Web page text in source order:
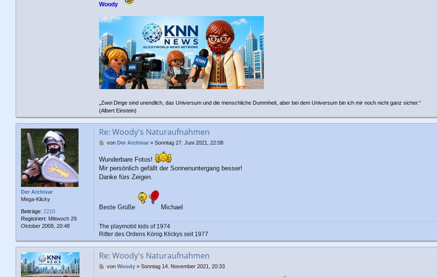
Woody
„Zwei Dinge sind unendlich, das Universum und die menschliche Dummheit, aber bei dem Universum bin ich mir noch nicht ganz sicher.“
(Albert Einstein)
Der Archivar
Mega-Klicky
Beiträge: 2210
Registriert: Mittwoch 29.
Oktober 2008, 20:48
Re: Woody's Naturaufnahmen
B
i
r
a
von Der Archivar» Sonntag 27. Juni 2021, 22:08
Wunderbare Fotos!
Mir persönlich gefällt der Sonnenuntergang besser!
Danke fürs Zeigen.
Beste Grüße Michael
The playmobil kids of 1974
Ritter des Ordens König Klickys seit 1977
Re: Woody's Naturaufnahmen
Bvon Woody» Sonntag 14. November 2021, 20:33